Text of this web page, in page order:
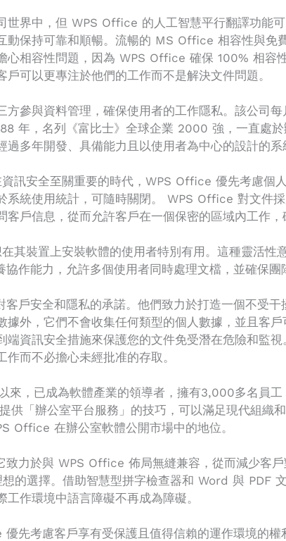
世界中，但 WPS Office 的人工智慧平行翻譯功能
動保持可靠和順暢。流暢的 MS Office 相容性與
心相容性問題，因為 WPS Office 確保 100% 相
可以更專注於他們的工作而不是解決文件問題。
方參與資料管理，確保使用者的工作隱私。該公司
年，名列《富比士》全球企業 2000 強，一直處
多年開發、具備能力且以使用者為中心的設計的系
訊安全至關重要的時代，WPS Office 優先考慮個
系統使用統計，可隨時關閉。 WPS Office 對文件
戶信息，從而允許客戶在一個保密的區域內工作，
其裝置上安裝軟體的使用者特別有用。這種靈活
作能力，允許多個使用者同時處理文檔，並確保團
戶安全和隱私的承諾。他們致力於打造一個不受
據外，它們不會收集任何類型的個人數據，並且客
端資訊安全措施來保護您的文件免受潛在危險和監
而不必擔心未經批准的存取。
來，已成為軟體產業的領導者，擁有3,000多名員
供「辦公室平台服務」的技巧，可以滿足現代組織
Office 在辦公室軟體公開市場中的地位。
力於與 WPS Office 佈局無縫兼容，從而減少客
的選擇。借助智慧型拼字檢查器和 Word 與 PDF
作環境中語言障礙不再成為障礙。
先考慮客戶享有受保護且值得信賴的運作環境的